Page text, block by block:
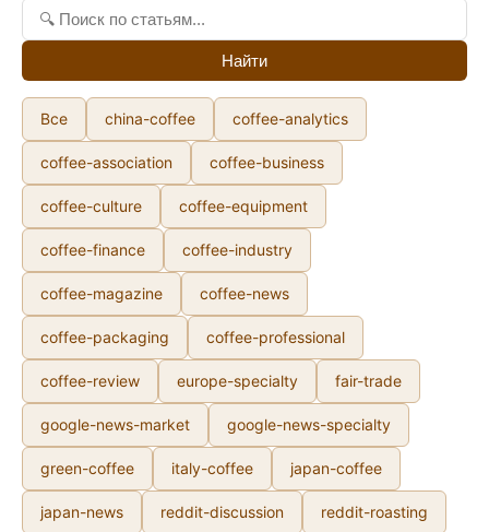
Найти
Все china-coffee coffee-analytics
coffee-association coffee-business
coffee-culture coffee-equipment
coffee-finance coffee-industry
coffee-magazine coffee-news
coffee-packaging coffee-professional
coffee-review europe-specialty fair-trade
google-news-market google-news-specialty
green-coffee italy-coffee japan-coffee
japan-news reddit-discussion reddit-roasting